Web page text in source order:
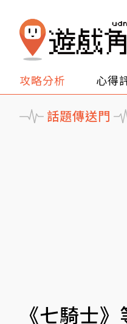
攻略分析 心得
話題傳送門
《七騎士